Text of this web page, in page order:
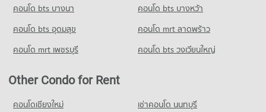
คอนโด bts บางนา
คอนโด bts บางหว้า
คอนโด bts อุดมสุข
คอนโด mrt ลาดพร้าว
คอนโด mrt เพชรบุรี
คอนโด bts วงเวียนใหญ่
Other Condo for Rent
คอนโดเชียงใหม่
เช่าคอนโด นนทบุรี